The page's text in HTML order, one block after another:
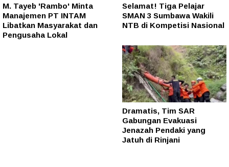
M. Tayeb 'Rambo' Minta
Manajemen PT INTAM
Libatkan Masyarakat dan
Pengusaha Lokal
Selamat! Tiga Pelajar
SMAN 3 Sumbawa Wakili
NTB di Kompetisi Nasional
Dramatis, Tim SAR
Gabungan Evakuasi
Jenazah Pendaki yang
Jatuh di Rinjani